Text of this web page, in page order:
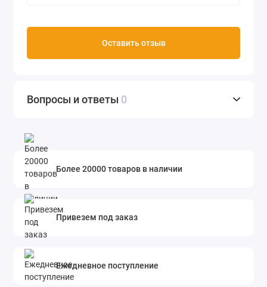
Оставить отзыв
Вопросы и ответы 0
Более 20000 товаров в наличии
Привезем под заказ
Ежедневное поступление